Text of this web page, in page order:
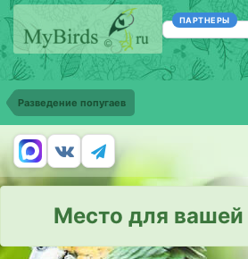
ПАРТНЕРЫ
Разведение попугаев
Место для